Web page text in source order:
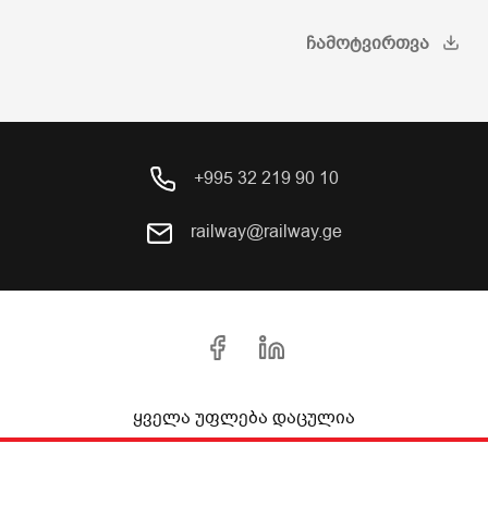
ᲩᲐᲛᲝᲢᲕᲘᲠᲗᲕᲐ
+995 32 219 90 10
railway@railway.ge
ყველა უფლება დაცულია